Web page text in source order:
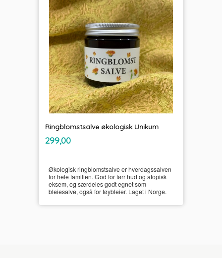
Ringblomstsalve økologisk Unikum
Pris
299,00mva.
Økologisk ringblomstsalve er hverdagssalven
for hele familien. God for tørr hud og atopisk
eksem, og særdeles godt egnet som
bleiesalve, også for tøybleier. Laget i Norge.